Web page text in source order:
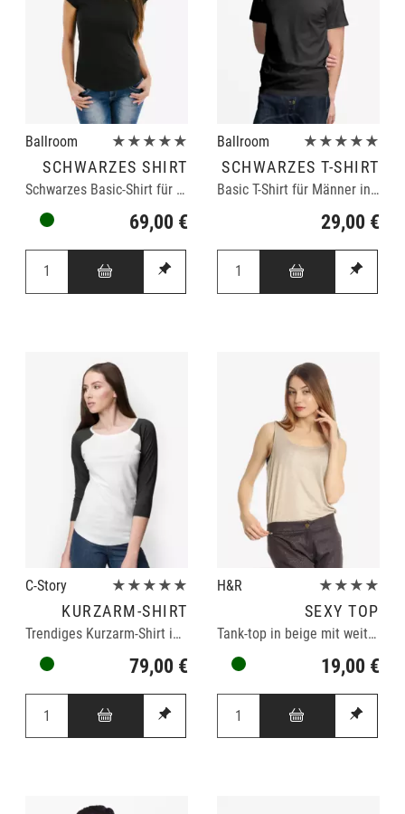
Ballroom ★★★★★
SCHWARZES SHIRT
Schwarzes Basic-Shirt für Frauen
69,00 €
Ballroom ★★★★★
SCHWARZES T-SHIRT
Basic T-Shirt für Männer in schwarz
29,00 €
C-Story ★★★★★
KURZARM-SHIRT
Trendiges Kurzarm-Shirt in schwarz/weiß
79,00 €
H&R ★★★★
SEXY TOP
Tank-top in beige mit weitem Ausschnitt
19,00 €